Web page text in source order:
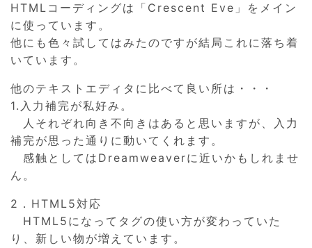
HTMLコーディングは「Crescent Eve」をメイン
に使っています。
他にも色々試してはみたのですが結局これに落ち着
いています。
他のテキストエディタに比べて良い所は・・・
1.入力補完が私好み。
人それぞれ向き不向きはあると思いますが、入力
補完が思った通りに動いてくれます。
感触としてはDreamweaverに近いかもしれませ
ん。
2．HTML5対応
HTML5になってタグの使い方が変わっていた
り、新しい物が増えています。